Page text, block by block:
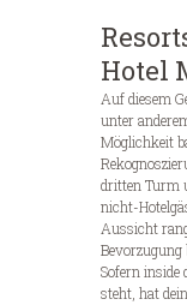
Hotel
Auf diesem
unter
Möglichkeit
dritten Turm
nicht-
Aussicht
Bevorzugung
Sofern
steht, hat